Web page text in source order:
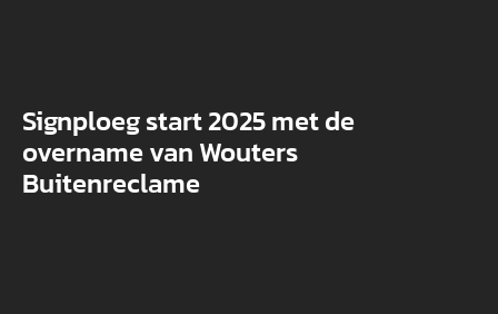
Signploeg start 2025 met de
overname van Wouters
Buitenreclame